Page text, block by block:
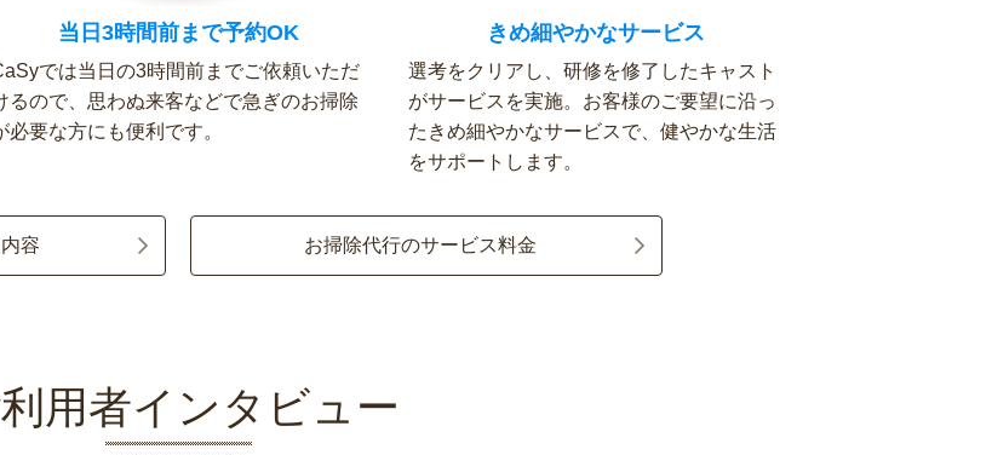
当日3時間前まで予約OK
では当日の3時間前までご依頼いただ
るので、思わぬ来客などで急ぎのお掃除
必要な方にも便利です。
きめ細やかなサービス
選考をクリアし、研修を修了したキャスト
がサービスを実施。お客様のご要望に沿っ
たきめ細やかなサービスで、健やかな生活
をサポートします。
容 お掃除代行のサービス料金
用者インタビュー